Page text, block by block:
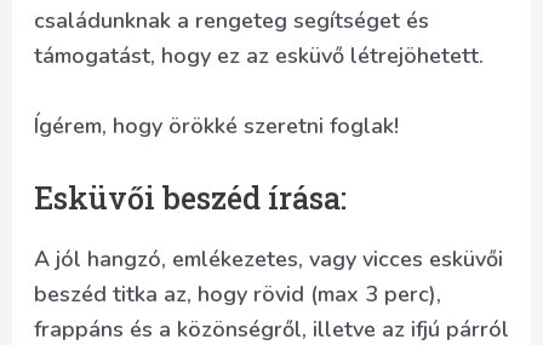
családunknak a rengeteg segítséget és
támogatást, hogy ez az esküvő létrejöhetett.
Ígérem, hogy örökké szeretni foglak!
Esküvői beszéd írása:
A jól hangzó, emlékezetes, vagy vicces esküvői
beszéd titka az, hogy rövid (max 3 perc),
frappáns és a közönségről, illetve az ifjú párról